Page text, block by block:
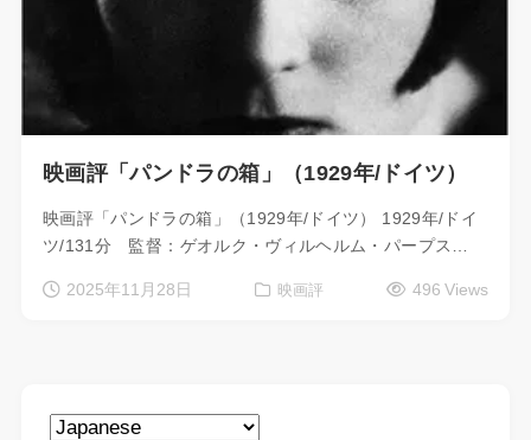
映画評「パンドラの箱」（1929年/ドイツ）
映画評「パンドラの箱」（1929年/ドイツ） 1929年/ドイ
ツ/131分 監督：ゲオルク・ヴィルヘルム・パープス…
2025年11月28日 映画評 496 Views